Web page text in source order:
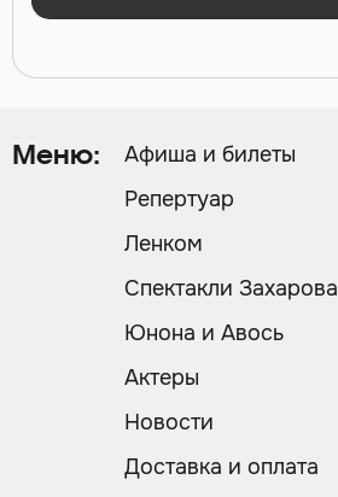
Меню:
Афиша и билеты
Репертуар
Ленком
Спектакли Захарова
Юнона и Авось
Актеры
Новости
Доставка и оплата